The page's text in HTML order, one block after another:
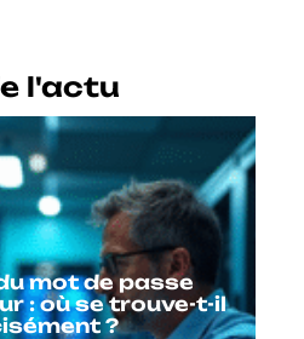
l'actu
mot de passe
: où se trouve-t-il
?